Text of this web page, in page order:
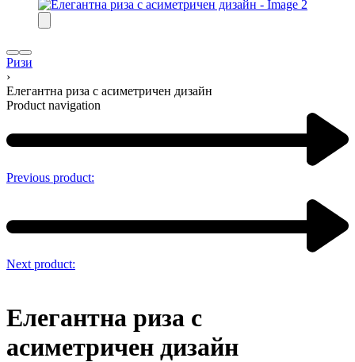
Ризи
›
Елегантна риза с асиметричен дизайн
Product navigation
Previous product:
Next product:
Елегантна риза с
асиметричен дизайн